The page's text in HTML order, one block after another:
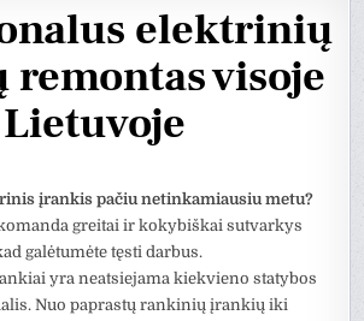
elektrinių
visoje
Lietuvoje
įrankis pačiu netinkamiausiu metu?
greitai ir kokybiškai sutvarkys
galėtumėte tęsti darbus.
yra neatsiejama kiekvieno statybos
Nuo paprastų rankinių įrankių iki